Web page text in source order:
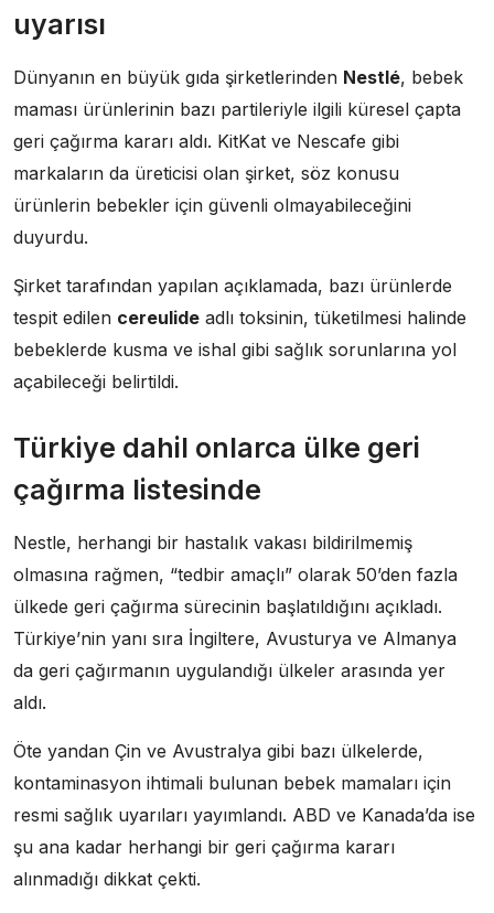
uyarısı
Dünyanın en büyük gıda şirketlerinden Nestlé, bebek
maması ürünlerinin bazı partileriyle ilgili küresel çapta
geri çağırma kararı aldı. KitKat ve Nescafe gibi
markaların da üreticisi olan şirket, söz konusu
ürünlerin bebekler için güvenli olmayabileceğini
duyurdu.
Şirket tarafından yapılan açıklamada, bazı ürünlerde
tespit edilen cereulide adlı toksinin, tüketilmesi halinde
bebeklerde kusma ve ishal gibi sağlık sorunlarına yol
açabileceği belirtildi.
Türkiye dahil onlarca ülke geri
çağırma listesinde
Nestle, herhangi bir hastalık vakası bildirilmemiş
olmasına rağmen, “tedbir amaçlı” olarak 50’den fazla
ülkede geri çağırma sürecinin başlatıldığını açıkladı.
Türkiye’nin yanı sıra İngiltere, Avusturya ve Almanya
da geri çağırmanın uygulandığı ülkeler arasında yer
aldı.
Öte yandan Çin ve Avustralya gibi bazı ülkelerde,
kontaminasyon ihtimali bulunan bebek mamaları için
resmi sağlık uyarıları yayımlandı. ABD ve Kanada’da ise
şu ana kadar herhangi bir geri çağırma kararı
alınmadığı dikkat çekti.